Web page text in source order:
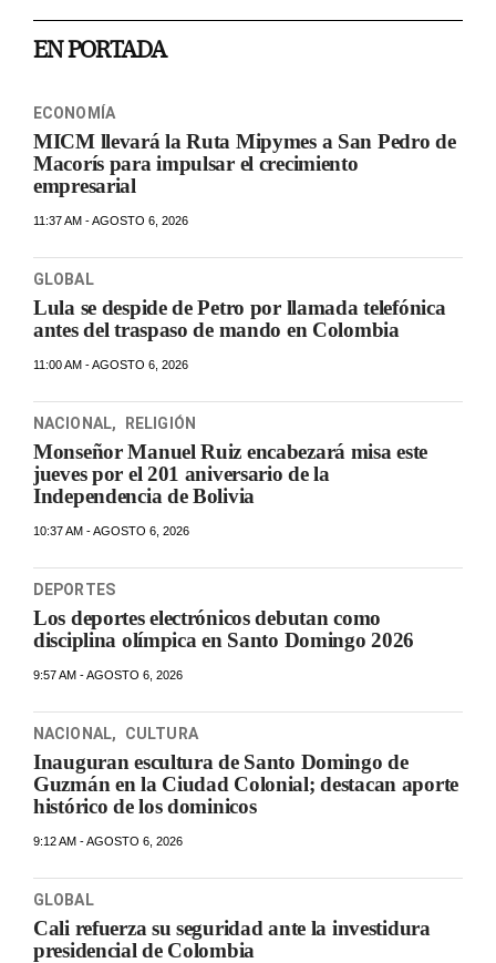
EN PORTADA
ECONOMÍA
MICM llevará la Ruta Mipymes a San Pedro de
Macorís para impulsar el crecimiento
empresarial
11:37 AM - AGOSTO 6, 2026
GLOBAL
Lula se despide de Petro por llamada telefónica
antes del traspaso de mando en Colombia
11:00 AM - AGOSTO 6, 2026
NACIONAL, RELIGIÓN
Monseñor Manuel Ruiz encabezará misa este
jueves por el 201 aniversario de la
Independencia de Bolivia
10:37 AM - AGOSTO 6, 2026
DEPORTES
Los deportes electrónicos debutan como
disciplina olímpica en Santo Domingo 2026
9:57 AM - AGOSTO 6, 2026
NACIONAL, CULTURA
Inauguran escultura de Santo Domingo de
Guzmán en la Ciudad Colonial; destacan aporte
histórico de los dominicos
9:12 AM - AGOSTO 6, 2026
GLOBAL
Cali refuerza su seguridad ante la investidura
presidencial de Colombia